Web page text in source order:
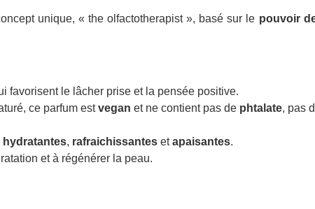
unique, « the olfactotherapist », basé sur le pouvoir
favorisent le lâcher prise et la pensée positive.
ce parfum estvegan et ne contient pas de phtalate, pas
hydratantes, rafraichissantes etapaisantes.
et à régénérer la peau.